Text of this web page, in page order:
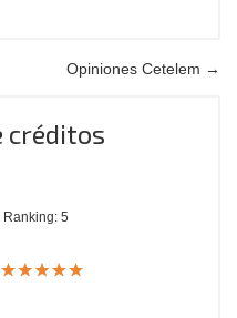
Opiniones Cetelem →
créditos
Ranking: 5